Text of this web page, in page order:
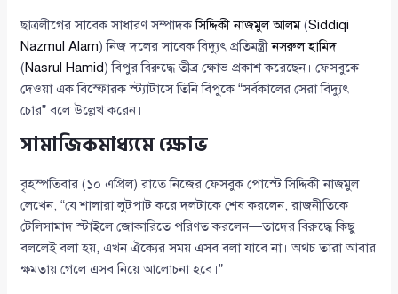
ছাত্রলীগের সাবেক সাধারণ সম্পাদকসিদ্দিকী নাজমুল আলম(Siddiqi
Nazmul Alam) নিজ দলের সাবেক বিদ্যুৎ প্রতিমন্ত্রীনসরুল হামিদ
(Nasrul Hamid) বিপুর বিরুদ্ধে তীব্র ক্ষোভ প্রকাশ করেছেন। ফেসবুকে
দেওয়া এক বিস্ফোরক স্ট্যাটাসে তিনি বিপুকে “সর্বকালের সেরা বিদ্যুৎ
চোর” বলে উল্লেখ করেন।
সামাজিকমাধ্যমে ক্ষোভ
বৃহস্পতিবার (১০ এপ্রিল) রাতে নিজের ফেসবুক পোস্টে সিদ্দিকী নাজমুল
লেখেন, “যে শালারা লুটপাট করে দলটাকে শেষ করলেন, রাজনীতিকে
টেলিসামাদ স্টাইলে জোকারিতে পরিণত করলেন—তাদের বিরুদ্ধে কিছু
বললেই বলা হয়, এখন ঐক্যের সময় এসব বলা যাবে না। অথচ তারা আবার
ক্ষমতায় গেলে এসব নিয়ে আলোচনা হবে।”